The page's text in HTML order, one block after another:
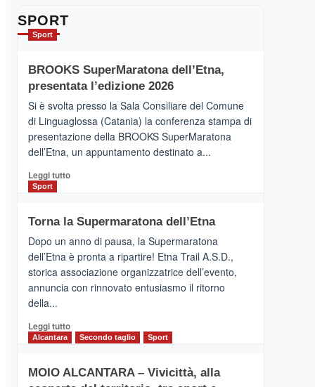
con
la
Al
via
i
collegamenti
SPORT
Sport
BROOKS SuperMaratona dell’Etna,
presentata l’edizione 2026
Si è svolta presso la Sala Consiliare del Comune
di Linguaglossa (Catania) la conferenza stampa di
presentazione della BROOKS SuperMaratona
dell’Etna, un appuntamento destinato a...
Leggi tuttoLeggi
BROOKS
SuperMaratona
dell’Etna,
presentata
l’edizione
2026
Sport
Torna la Supermaratona dell’Etna
Dopo un anno di pausa, la Supermaratona
dell’Etna è pronta a ripartire! Etna Trail A.S.D.,
storica associazione organizzatrice dell’evento,
annuncia con rinnovato entusiasmo il ritorno
della...
Leggi tuttoLeggi
Torna
Alcantara Secondo taglio Sport
MOIO ALCANTARA – Vivicittà, alla